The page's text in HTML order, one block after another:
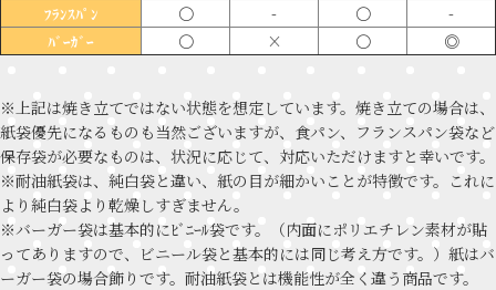
ﾌﾗﾝｽﾊﾟﾝ 〇 - 〇 -
ﾊﾞｰｶﾞｰ 〇 × 〇 ◎
※上記は焼き立てではない状態を想定しています。焼き立ての場合は、
紙袋優先になるものも当然ございますが、食パン、フランスパン袋など
保存袋が必要なものは、状況に応じて、対応いただけますと幸いです。
※耐油紙袋は、純白袋と違い、紙の目が細かいことが特徴です。これに
より純白袋より乾燥しすぎません。
※バーガー袋は基本的にﾋﾞﾆｰﾙ袋です。（内面にポリエチレン素材が貼
ってありますので、ビニール袋と基本的には同じ考え方です。）紙はバ
ーガー袋の場合飾りです。耐油紙袋とは機能性が全く違う商品です。